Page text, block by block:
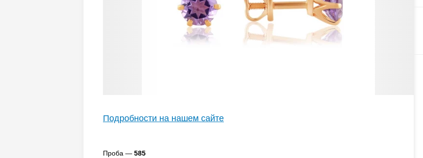
Подробности на нашем сайте
Проба — 585